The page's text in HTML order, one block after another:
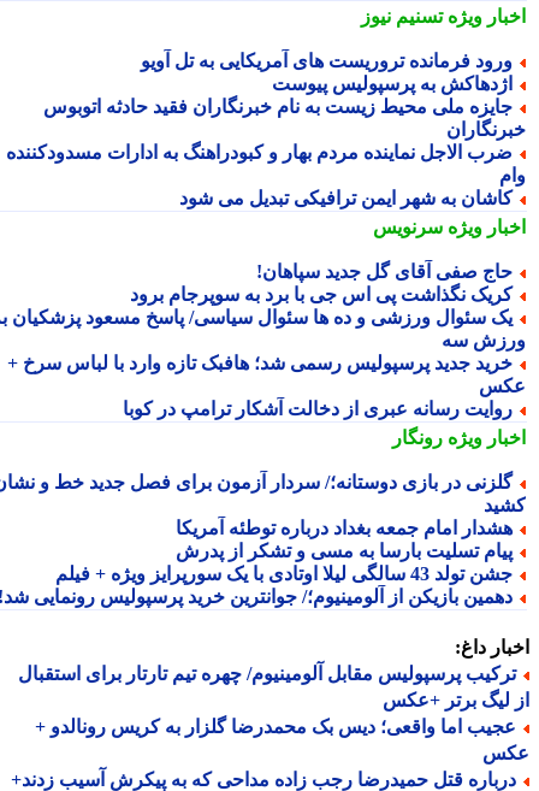
ویژهتسنیم نیوز
فرمانده تروریست های آمریکایی به تل آویو
به پرسپولیس پیوست
ملی محیط زیست به نام خبرنگاران فقید حادثه اتوبوس
الاجل نماینده مردم بهار و کبودراهنگ به ادارات مسدودکننده
به شهر ایمن ترافیکی تبدیل می شود
ویژهسرنویس
صفی آقای گل جدید سپاهان!
نگذاشت پی اس جی با برد به سوپرجام برود
سئوال ورزشی و ده ها سئوال سیاسی/ پاسخ مسعود پزشکیان به
سه
جدید پرسپولیس رسمی شد؛ هافبک تازه وارد با لباس سرخ +
رسانه عبری از دخالت آشکار ترامپ در کوبا
ویژهرونگار
در بازی دوستانه؛/ سردار آزمون برای فصل جدید خط و نشان
امام جمعه بغداد درباره توطئه آمریکا
تسلیت بارسا به مسی و تشکر از پدرش
تولد 43 سالگی لیلا اوتادی با یک سورپرایز ویژه + فیلم
بازیکن از آلومینیوم؛/ جوانترین خرید پرسپولیس رونمایی شد!
داغ:
پرسپولیس مقابل آلومینیوم/ چهره تیم تارتار برای استقبال
لیگ برتر +عکس
اما واقعی؛ دیس بک محمدرضا گلزار به کریس رونالدو +
قتل حمیدرضا رجب زاده مداحی که به پیکرش آسیب زدند+